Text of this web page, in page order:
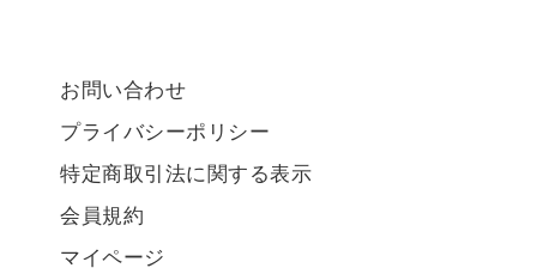
お問い合わせ
プライバシーポリシー
特定商取引法に関する表示
会員規約
マイページ